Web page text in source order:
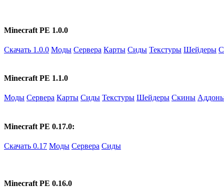
Minecraft PE 1.0.0
Скачать 1.0.0 Моды Сервера Карты Сиды Текстуры Шейдеры
Minecraft PE 1.1.0
Моды Сервера Карты Сиды Текстуры Шейдеры Скины
Minecraft PE 0.17.0:
Скачать 0.17 Моды Сервера Сиды
Minecraft PE 0.16.0